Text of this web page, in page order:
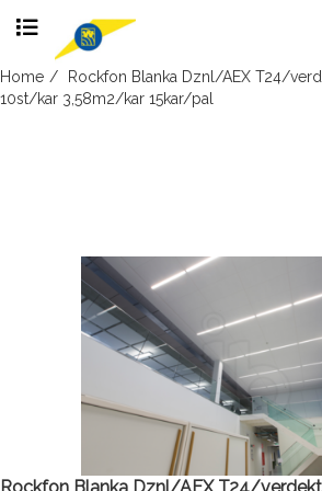
Skip
to
Home
Rockfon Blanka Dznl/AEX T24/
10st/kar 3,58m2/kar 15kar/pal